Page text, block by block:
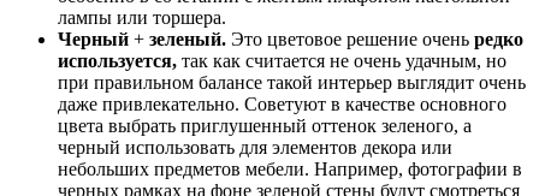
лампы или торшера.
Черный + зеленый. Это цветовое решение очень редко
используется, так как считается не очень удачным, но
при правильном балансе такой интерьер выглядит очень
даже привлекательно. Советуют в качестве основного
цвета выбрать приглушенный оттенок зеленого, а
черный использовать для элементов декора или
небольших предметов мебели. Например, фотографии в
черных рамках на фоне зеленой стены будут смотреться